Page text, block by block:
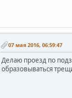
07 мая 2016, 06:59:47
Делаю проезд по
образовываться